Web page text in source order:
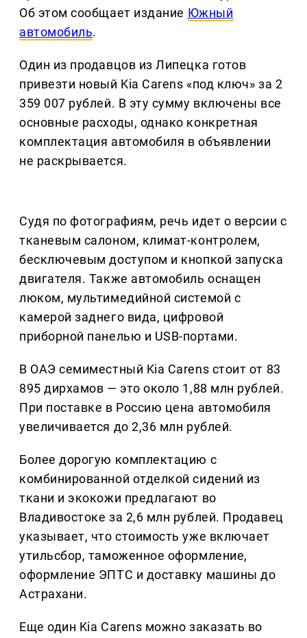
Об этом сообщает издание Южный
автомобиль.
Один из продавцов из Липецка готов
привезти новый Kia Carens «под ключ» за 2
359 007 рублей. В эту сумму включены все
основные расходы, однако конкретная
комплектация автомобиля в объявлении
не раскрывается.
Судя по фотографиям, речь идет о версии с
тканевым салоном, климат-контролем,
бесключевым доступом и кнопкой запуска
двигателя. Также автомобиль оснащен
люком, мультимедийной системой с
камерой заднего вида, цифровой
приборной панелью и USB-портами.
В ОАЭ семиместный Kia Carens стоит от 83
895 дирхамов — это около 1,88 млн рублей.
При поставке в Россию цена автомобиля
увеличивается до 2,36 млн рублей.
Более дорогую комплектацию с
комбинированной отделкой сидений из
ткани и экокожи предлагают во
Владивостоке за 2,6 млн рублей. Продавец
указывает, что стоимость уже включает
утильсбор, таможенное оформление,
оформление ЭПТС и доставку машины до
Астрахани.
Еще один Kia Carens можно заказать во